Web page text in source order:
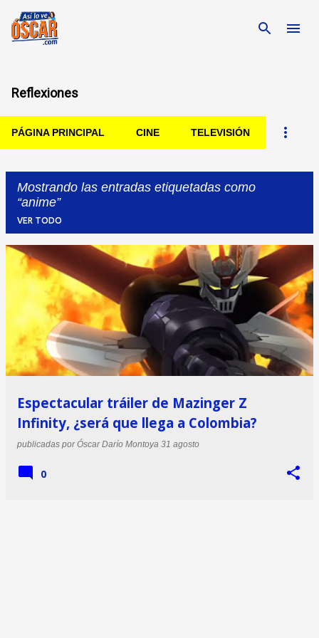
Reflexiones
PÁGINA PRINCIPAL CINE TELEVISIÓN
Mostrando las entradas etiquetadas como
anime
VER TODO
Entradas
Espectacular tráiler de Mazinger Z
Infinity, ¿será que llega a Colombia?
publicadas porÓscar Darío Montoya 31 agosto
0